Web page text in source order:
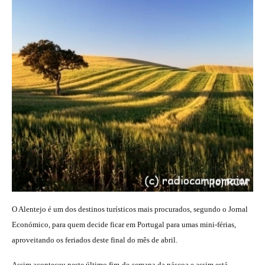
O Alentejo é um dos destinos turísticos mais procurados, segundo o Jornal
Económico, para quem decide ficar em Portugal para umas mini-férias,
aproveitando os feriados deste final do mês de abril.